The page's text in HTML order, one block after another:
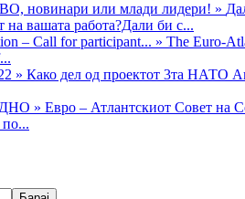
новинари или млади лидери! »
на вашата работа?Дали би с...
– Call for participant... » The Euro-
» Како дел од проектот 3та НАТО
» Евро – Атлантскиот Совет на